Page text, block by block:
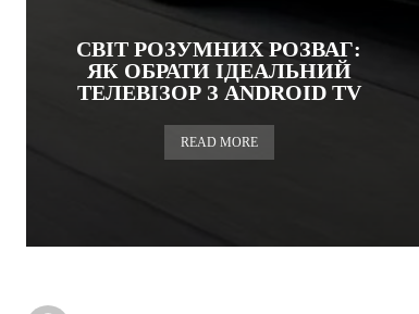
СВІТ РОЗУМНИХ РОЗВАГ:
ЯК ОБРАТИ ІДЕАЛЬНИЙ
ТЕЛЕВІЗОР З ANDROID TV
READ MORE